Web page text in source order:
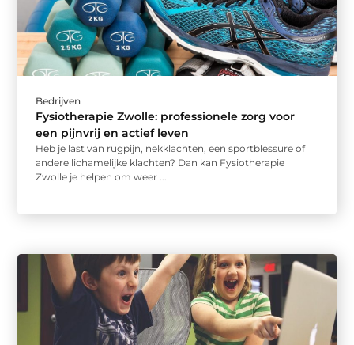
Bedrijven
Fysiotherapie Zwolle: professionele zorg voor
een pijnvrij en actief leven
Heb je last van rugpijn, nekklachten, een sportblessure of
andere lichamelijke klachten? Dan kan Fysiotherapie
Zwolle je helpen om weer ...